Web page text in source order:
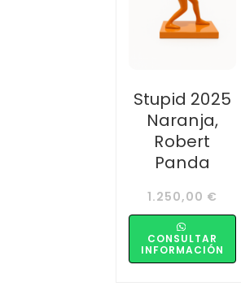
Stupid 2025
Naranja,
Robert
Panda
1.250,00 €
CONSULTAR
INFORMACIÓN